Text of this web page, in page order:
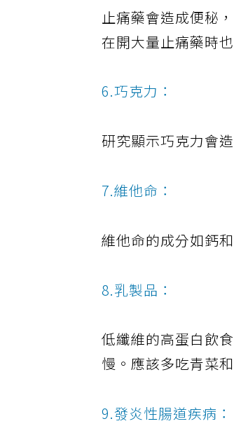
止痛藥會造成便秘
在開大量止痛藥時
6.巧克力：
研究顯示巧克力會
7.維他命：
維他命的成分如鈣
8.乳製品：
低纖維的高蛋白飲
慢。應該多吃青菜
9.發炎性腸道疾病：